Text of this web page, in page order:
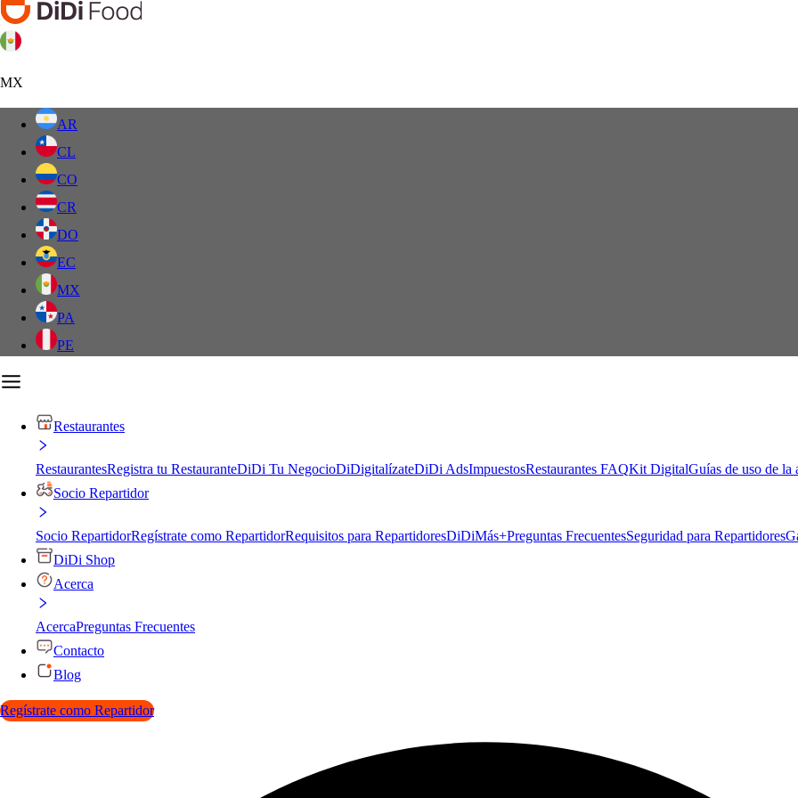
MX
AR
CL
CO
CR
DO
EC
MX
PA
PE
Restaurantes
RestaurantesRegistra tu RestauranteDiDi Tu NegocioDiDigitalízateDiDi AdsImpuestosRestaurantes FAQKit DigitalGuías de uso de la
Socio Repartidor
Socio RepartidorRegístrate como RepartidorRequisitos para RepartidoresDiDiMás+Preguntas FrecuentesSeguridad para Repartidores
DiDi Shop
Acerca
AcercaPreguntas Frecuentes
Contacto
Blog
Regístrate como Repartidor